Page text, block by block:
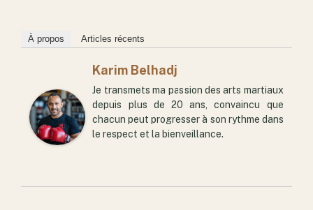
À propos Articles récents
Karim Belhadj
Je transmets ma passion des arts martiaux
depuis plus de 20 ans, convaincu que
chacun peut progresser à son rythme dans
le respect et la bienveillance.